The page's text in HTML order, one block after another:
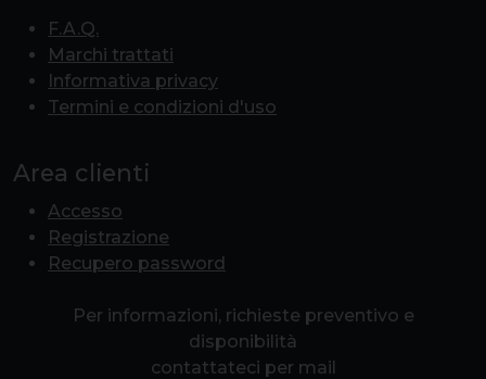
F.A.Q.
Marchi trattati
Informativa privacy
Termini e condizioni d'uso
Area clienti
Accesso
Registrazione
Recupero password
Per informazioni, richieste preventivo e
disponibilità
contattateci per mail